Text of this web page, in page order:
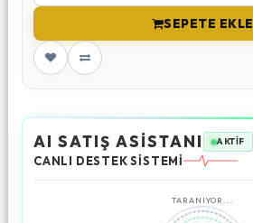
SEPETE EKLE
AI SATIŞ ASİSTANI AKTİF
CANLI DESTEK SİSTEMİ
TARANIYOR...